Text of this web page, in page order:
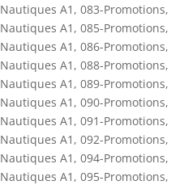
Nautiques A1 , 083-Promotions,
Nautiques A1 , 085-Promotions,
Nautiques A1 , 086-Promotions,
Nautiques A1 , 088-Promotions,
Nautiques A1 , 089-Promotions,
Nautiques A1 , 090-Promotions,
Nautiques A1 , 091-Promotions,
Nautiques A1 , 092-Promotions,
Nautiques A1 , 094-Promotions,
Nautiques A1 , 095-Promotions,